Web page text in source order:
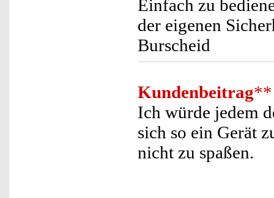
Einfach zu
der eigenen
Burscheid
Kundenbeitrag**
Ich würde jedem
sich so ein Gerät
nicht zu spaßen.